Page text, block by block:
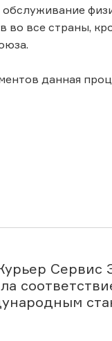
во все страны,
данная
Сервис